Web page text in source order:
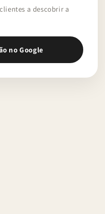
a descobrir a
no Google